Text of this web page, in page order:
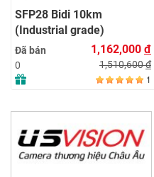
SFP28 Bidi 10km
(Industrial grade)
Đã bán
0
1,162,000 đ
1,510,600đ
1